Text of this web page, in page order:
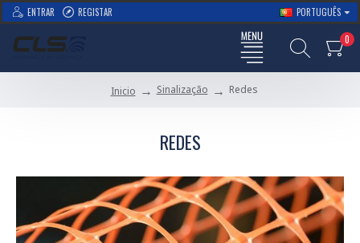
ENTRAR REGISTAR PORTUGUÊS
0
Inicio Sinalização Redes
REDES